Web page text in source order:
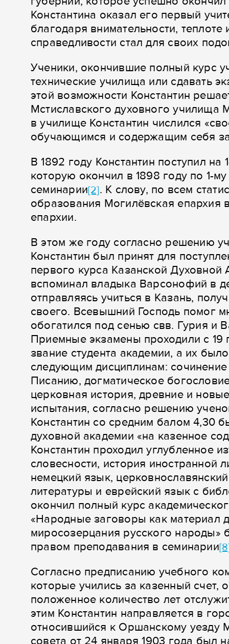
Константина оказал его первый
благодаря внимательности,
справедливости стал для своих
Ученики, окончившие полный курс
технические училища или сдавать
этой возможности Константин
Мстиславского духовного училища
в училище Константин числился
обучающимся и содержащим себя
В 1892 году Константин поступил
которую окончил в 1898 году по 1-
семинарии[2]. К слову, по всем
образования Могилёвская епархия
епархии.
В этом же году согласно решению
Константин был принят для
первого курса Казанской Духовной
вспоминал владыка Варсонофий в
отправляясь учиться в Казань,
своего. Всевышний Господь помог
обогатился под сенью свв. Гурия и
Приемные экзамены проходили с 19
звание студента академии, а их
следующим дисциплинам:
Писанию, догматическое
церковная история, древние и
испытания, согласно решению
Константин со средним балом 4,30
духовной академии «на казенное
Константин проходил углубленное
словесности, история иностранной
немецкий язык,
литературы и еврейский язык с
окончил полный курс
«Народные заговоры как материал
миросозерцания русского народы»
правом преподавания в семинарии
Согласно предписанию учебного
которые учились за казенный
положенное количество лет
этим Константин направляется в
относившийся к Оршанскому уезду
совета от 24 января 1903 года был